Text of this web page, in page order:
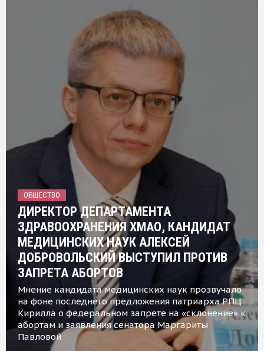
ОБЩЕСТВО
ДИРЕКТОР ДЕПАРТАМЕНТА
ЗДРАВООХРАНЕНИЯ ХМАО, КАНДИДАТ
МЕДИЦИНСКИХ НАУК АЛЕКСЕЙ
ДОБРОВОЛЬСКИЙ ВЫСТУПИЛ ПРОТИВ
ЗАПРЕТА АБОРТОВ
Мнение кандидата медицинских наук прозвучало
на фоне последнего предложения патриарха РПЦ
Кирилла о федеральном запрете на «склонение» к
абортам и заявления сенатора Маргариты
Павловой